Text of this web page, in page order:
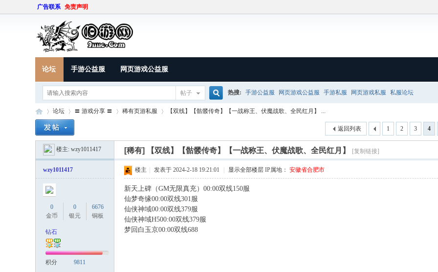
广告联系 免责声明
论坛 手游公益服 网页游戏公益服
帖子
搜
索
热搜: 手游公益服 网页游戏公益服 手游私服 网页游戏私服 私服论坛
»
论坛
›
〓 游戏分享 〓 稀有页游私服
›
【双线】【骷髅传奇】【一战称王、伏魔战歌、全民红月】 ...
1 2 3 4
返回列表
楼主: wzy1011417 [稀有] 【双线】【骷髅传奇】【一战称王、伏魔战歌、全民红月】 [复制链接]
wzy1011417
0
金币
0
银元
6676
铜板
钻石
积分 9811
楼主 发表于 2024-2-18 19:21:01 显示全部楼层 IP属地： 安徽省合肥市
新天上碑（GM无限真充）00:00双线150服
仙梦奇缘00:00双线301服
仙侠神域00:00双线379服
仙侠神域H500:00双线379服
梦回白玉京00:00双线688